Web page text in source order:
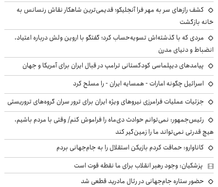
کشف رازهای سر به مهر فرا آنجلیکو؛ قدیمی‌ترین شاهکار نقاش رنسانس به
خانه بازگشت
مردی که با گذشته‌اش تسویه‌حساب کرد؛ گفتگو با اروین ولش درباره اعتیاد،
انضباط و دنیای مدرن
پیامدهای دیپلماسی کودکستانی ترامپ در قبال ایران برای آمریکا و جهان
اسرائیل چگونه امارات - همسایه ایران - را مسلح کرد
جزئیات عملیات فرامرزی نیروهای ویژه ایران برای ترور سران گروه‌های تروریستی
رئیس‌جمهور: نمی‌توانم حوادث دی‌ماه را فراموش کنم/ وقتی با مردم باشیم،
هیچ قدرتی نمی‌تواند ما را زمین‌گیر کند
کاناوارو: حماقت کردم بازیکن استقلال را به جام‌جهانی بردم
پزشکیان: وجود رهبر انقلاب برای ما نقطه قوت است
حضور ستاره جام‌جهانی در رئال مادرید قطعی شد